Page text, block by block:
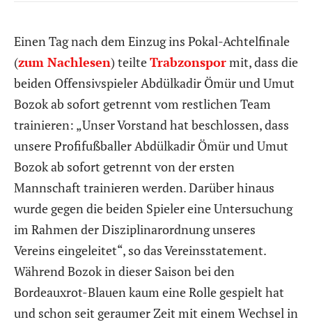
Einen Tag nach dem Einzug ins Pokal-Achtelfinale
(zum Nachlesen) teilteTrabzonspormit, dass die
beiden Offensivspieler Abdülkadir Ömür und Umut
Bozok ab sofort getrennt vom restlichen Team
trainieren: „Unser Vorstand hat beschlossen, dass
unsere Profifußballer Abdülkadir Ömür und Umut
Bozok ab sofort getrennt von der ersten
Mannschaft trainieren werden. Darüber hinaus
wurde gegen die beiden Spieler eine Untersuchung
im Rahmen der Disziplinarordnung unseres
Vereins eingeleitet“, so das Vereinsstatement.
Während Bozok in dieser Saison bei den
Bordeauxrot-Blauen kaum eine Rolle gespielt hat
und schon seit geraumer Zeit mit einem Wechsel in